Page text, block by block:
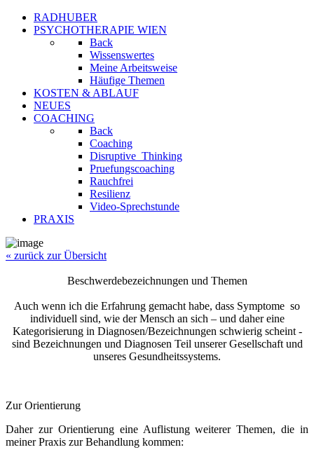
RADHUBER
PSYCHOTHERAPIE WIEN
Back
Wissenswertes
Meine Arbeitsweise
Häufige Themen
KOSTEN & ABLAUF
NEUES
COACHING
Back
Coaching
Disruptive_Thinking
Pruefungscoaching
Rauchfrei
Resilienz
Video-Sprechstunde
PRAXIS
« zurück zur Übersicht
Beschwerdebezeichnungen und Themen
Auch wenn ich die Erfahrung gemacht habe, dass Symptome so
individuell sind, wie der Mensch an sich – und daher eine
Kategorisierung in Diagnosen/Bezeichnungen schwierig scheint -
sind Bezeichnungen und Diagnosen Teil unserer Gesellschaft und
unseres Gesundheitssystems.
Zur Orientierung
Daher zur Orientierung eine Auflistung weiterer Themen, die in
meiner Praxis zur Behandlung kommen: